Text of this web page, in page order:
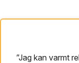
”Jag kan varmt